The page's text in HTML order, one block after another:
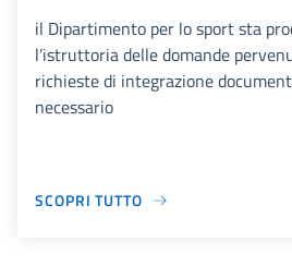
il Dipartimento per lo sport sta
l’istruttoria delle domande
richieste di integrazione
necessario
SCOPRI TUTTO